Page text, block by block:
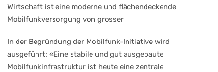
Wirtschaft ist eine moderne und flächendeckende
Mobilfunkversorgung von grosser
In der Begründung der Mobilfunk-Initiative wird
ausgeführt: «Eine stabile und gut ausgebaute
Mobilfunkinfrastruktur ist heute eine zentrale